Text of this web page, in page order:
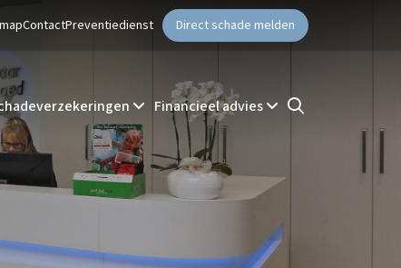
ContactPreventiedienst Direct schade melden
Financieel advies